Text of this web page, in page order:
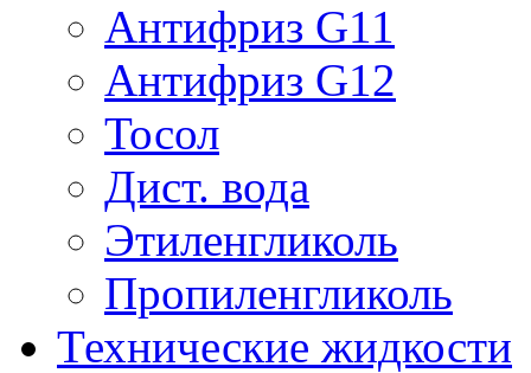
Антифриз G11
Антифриз G12
Тосол
Дист. вода
Этиленгликоль
Пропиленгликоль
Технические жидкости